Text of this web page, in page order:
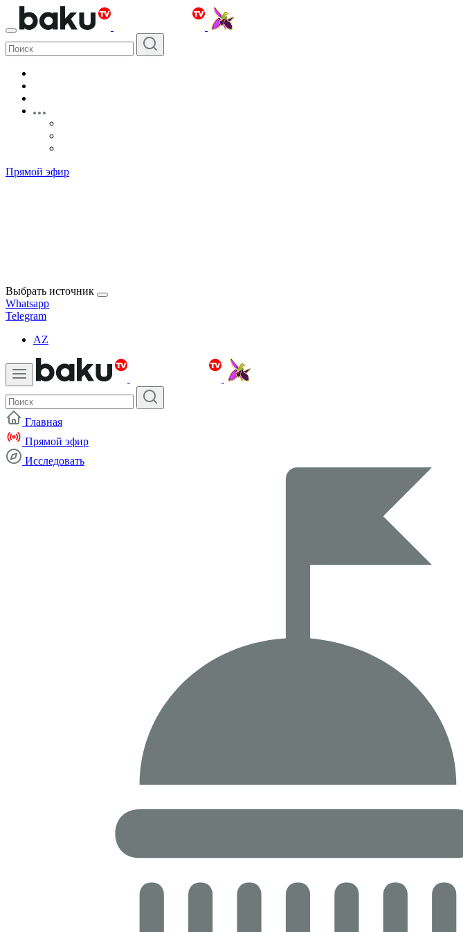
Прямой эфир
Выбрать источник
Whatsapp
Telegram
AZ
Главная
Прямой эфир
Исследовать